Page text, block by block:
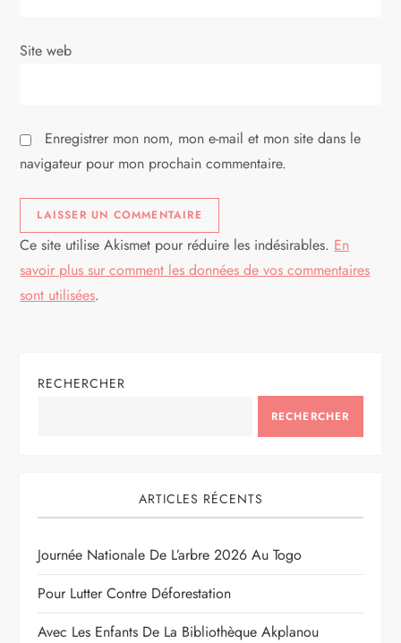
i
l
e
Site web
Enregistrer mon nom, mon e-mail et mon site dans le
navigateur pour mon prochain commentaire.
Ce site utilise Akismet pour réduire les indésirables. En
savoir plus sur comment les données de vos commentaires
sont utilisées.
RECHERCHER
RECHERCHER
ARTICLES RÉCENTS
Journée Nationale De L’arbre 2026 Au Togo
Pour Lutter Contre Déforestation
Avec Les Enfants De La Bibliothèque Akplanou